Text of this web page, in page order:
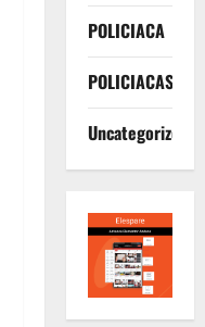
POLICIACA
POLICIACAS
Uncategorized